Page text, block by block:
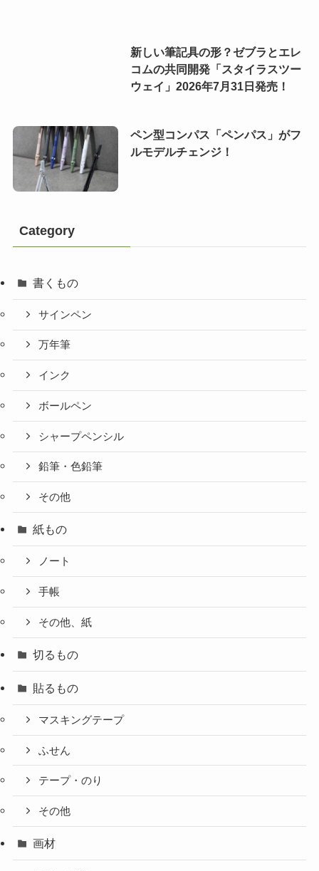
新しい筆記具の形？ゼブラとエレ
コムの共同開発「スタイラスツー
ウェイ」2026年7月31日発売！
ペン型コンパス「ペンパス」がフ
ルモデルチェンジ！
Category
書くもの
サインペン
万年筆
インク
ボールペン
シャープペンシル
鉛筆・色鉛筆
その他
紙もの
ノート
手帳
その他、紙
切るもの
貼るもの
マスキングテープ
ふせん
テープ・のり
その他
画材